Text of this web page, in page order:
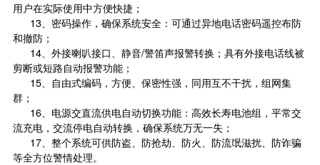
用户在实际使用中方便快捷；
13、密码操作，确保系统安全：可通过异地电话密码遥控布防
和撤防；
14、外接喇叭接口、静音/警笛声报警转换；具有外接电话线被
剪断或短路自动报警功能；
15、自由式编码，方便、保密性强，同用互不干扰，组网集
群；
16、电源交直流供电自动切换功能：高效长寿电池组，平常交
流充电，交流停电自动转换，确保系统万无一失；
17、整个系统可供防盗、防抢劫、防火、防流氓滋扰、防诈骗
等全方位警情处理。